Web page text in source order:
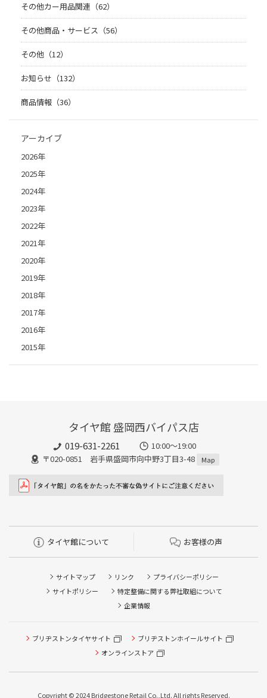
その他カー用品関連（62）
その他商品・サービス（56）
その他（12）
お知らせ（132）
商品情報（36）
アーカイブ
2026年
2025年
2024年
2023年
2022年
2021年
2020年
2019年
2018年
2017年
2016年
2015年
タイヤ館 盛岡西バイパス店
019-631-2261
10:00～19:00
〒020-0851 岩手県盛岡市向中野3丁目3-48
Map
タイヤ館について お客様の声
サイトマップ リンク
プライバシーポリシー
サイトポリシー
特定整備に関する弊社取組について
企業情報
ブリヂストンタイヤサイト
ブリヂストンホイールサイト
オンラインストア
Copyright © 2024 Bridgestone Retail Co.,Ltd. All rights Reserved.
ピット作業の予約